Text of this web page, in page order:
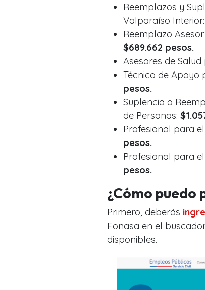
Reemplazos y
Valparaíso Interior:
Reemplazo
$689.662 pesos.
Asesores de
Técnico de Apoyo
pesos.
Suplencia o
de Personas:
Profesional para
pesos.
Profesional para
pesos.
¿Cómo puedo
Primero, deberás
Fonasa en el
disponibles.